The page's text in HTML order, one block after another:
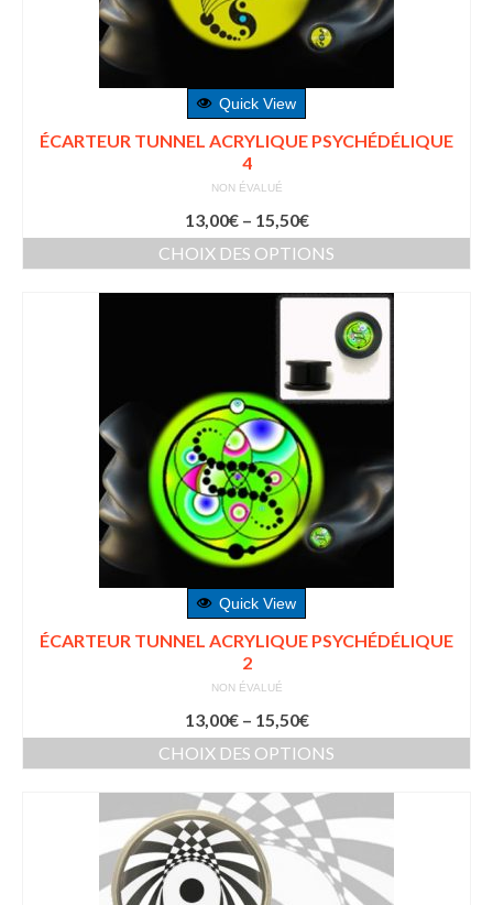
Quick View
ÉCARTEUR TUNNEL ACRYLIQUE PSYCHÉDÉLIQUE
4
NON ÉVALUÉ
13,00€– 15,50€
CHOIX DES OPTIONS
Quick View
ÉCARTEUR TUNNEL ACRYLIQUE PSYCHÉDÉLIQUE
2
NON ÉVALUÉ
13,00€– 15,50€
CHOIX DES OPTIONS